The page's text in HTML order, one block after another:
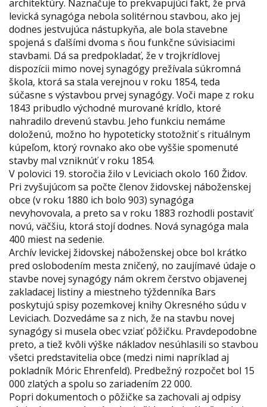
architektúry. Naznačuje to prekvapujúci fakt, že prvá
levická synagóga nebola solitérnou stavbou, ako jej
dodnes jestvujúca nástupkyňa, ale bola stavebne
spojená s ďalšími dvoma s ňou funkčne súvisiacimi
stavbami. Dá sa predpokladať, že v trojkrídlovej
dispozícii mimo novej synagógy prežívala súkromná
škola, ktorá sa stala verejnou v roku 1854, teda
súčasne s výstavbou prvej synagógy. Voči mape z roku
1843 pribudlo východné murované krídlo, ktoré
nahradilo drevenú stavbu. Jeho funkciu nemáme
doloženú, možno ho hypoteticky stotožniť s rituálnym
kúpeľom, ktorý rovnako ako obe vyššie spomenuté
stavby mal vzniknúť v roku 1854.
V polovici 19. storočia žilo v Leviciach okolo 160 Židov.
Pri zvyšujúcom sa počte členov židovskej náboženskej
obce (v roku 1880 ich bolo 903) synagóga
nevyhovovala, a preto sa v roku 1883 rozhodli postaviť
novú, väčšiu, ktorá stojí dodnes. Nová synagóga mala
400 miest na sedenie.
Archív levickej židovskej náboženskej obce bol krátko
pred oslobodením mesta zničený, no zaujímavé údaje o
stavbe novej synagógy nám okrem čerstvo objavenej
zakladacej listiny a miestneho týždenníka Bars
poskytujú spisy pozemkovej knihy Okresného súdu v
Leviciach. Dozvedáme sa z nich, že na stavbu novej
synagógy si musela obec vziať pôžičku. Pravdepodobne
preto, a tiež kvôli výške nákladov nesúhlasili so stavbou
všetci predstavitelia obce (medzi nimi napríklad aj
pokladník Móric Ehrenfeld). Predbežný rozpočet bol 15
000 zlatých a spolu so zariadením 22 000.
Popri dokumentoch o pôžičke sa zachovali aj odpisy